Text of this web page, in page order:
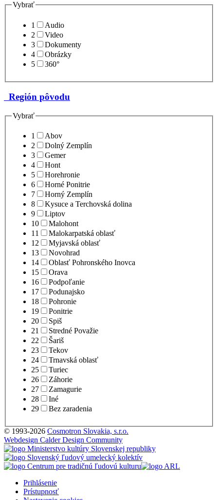
Vybrať
1
Audio
2
Video
3
Dokumenty
4
Obrázky
5
360°
Región pôvodu
Vybrať
1
Abov
2
Dolný Zemplín
3
Gemer
4
Hont
5
Horehronie
6
Horné Ponitrie
7
Horný Zemplín
8
Kysuce a Terchovská dolina
9
Liptov
10
Malohont
11
Malokarpatská oblasť
12
Myjavská oblasť
13
Novohrad
14
Oblasť Pohronského Inovca
15
Orava
16
Podpoľanie
17
Podunajsko
18
Pohronie
19
Ponitrie
20
Spiš
21
Stredné Považie
22
Šariš
23
Tekov
24
Trnavská oblasť
25
Turiec
26
Záhorie
27
Zamagurie
28
Iné
29
Bez zaradenia
© 1993-2026 Cosmotron Slovakia, s.r.o.
Webdesign Calder Design Community
Prihlásenie
Prístupnosť